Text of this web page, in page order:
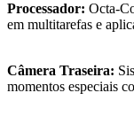
Processador: Octa-
em multitarefas e
Câmera Traseira:
momentos especiais